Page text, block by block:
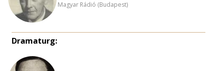
Magyar Rádió (Budapest)
Dramaturg: